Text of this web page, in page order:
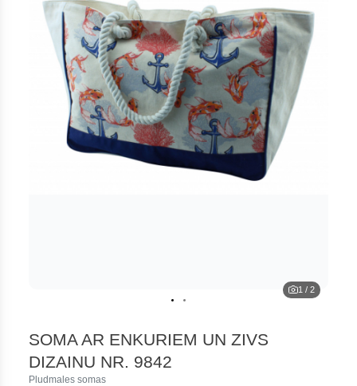
1 / 2
SOMA AR ENKURIEM UN ZIVS
DIZAINU NR. 9842
Pludmales somas